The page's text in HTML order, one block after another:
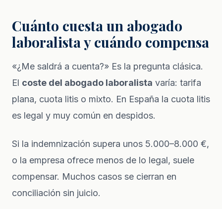
Cuánto cuesta un abogado
laboralista y cuándo compensa
«¿Me saldrá a cuenta?» Es la pregunta clásica.
El coste del abogado laboralista varía: tarifa
plana, cuota litis o mixto. En España la cuota litis
es legal y muy común en despidos.
Si la indemnización supera unos 5.000–8.000 €,
o la empresa ofrece menos de lo legal, suele
compensar. Muchos casos se cierran en
conciliación sin juicio.